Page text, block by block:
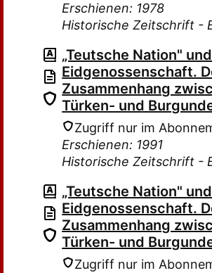
Erschienen: 1978
Historische Zeitschrift -
„Teutsche Nation" und
Eidgenossenschaft.
Zusammenhang
Türken- und
Zugriff nur im
Erschienen: 1991
Historische Zeitschrift -
„Teutsche Nation" und
Eidgenossenschaft.
Zusammenhang
Türken- und
Zugriff nur im